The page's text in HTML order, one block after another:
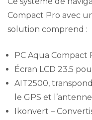
Compact Pro avec
solution comprend :
PC Aqua Compact
Écran LCD 23.5
AIT2500,
le GPS et
Ikonvert –